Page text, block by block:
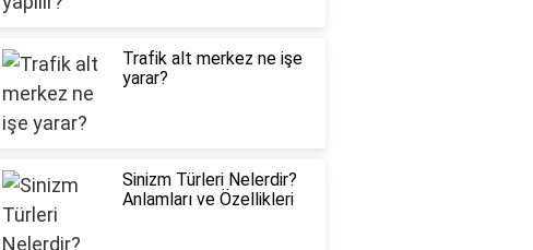
Trafik alt merkez ne işe
yarar?
Sinizm Türleri Nelerdir?
Anlamları ve Özellikleri